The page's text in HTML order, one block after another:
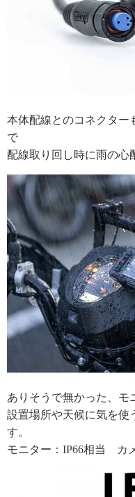
本体配線とのコネクター
で
配線取り回し時に雨の心
ありそうで無かった、モ
設置場所や天候に気を使
す。
モニター：IP66相当 カ